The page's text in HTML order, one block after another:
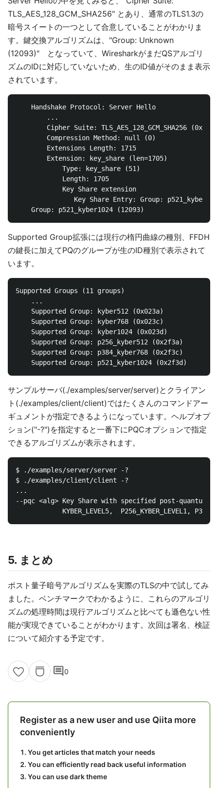
TLS_AES_128_GCM_SHA256" とあり、通常のTLS1.3の
暗号スイートの一つとして合意していることがわかりま
す。鍵交換アルゴリズムは、"Group: Unknown
(12093)" となっていて、WiresharkがまだQSアルゴリ
ズムのIDに対応していないため、生のID値がそのまま表示
されています。
    Handshake Protocol: Server Hello
        ...
Cipher Suite: TLS_AES_128_GCM_SHA256
        Compression Method: null (0)
        Extensions Length: 1715
        Extension: key_share (len=1705)
            Type: key_share (51)
            Length: 1705
            Key Share extension
Key Share Entry: Group:
Supported Group拡張には現行の楕円曲線の種別、FFDH
の鍵長に加えてPQのグループが生のID種別で表示されて
います。
Supported Groups (11 groups)
    ...
    Supported Group: kyber512 (0x023a)
    Supported Group: kyber768 (0x023c)
    Supported Group: kyber1024 (0x023d)
    Supported Group: p256_kyber512 (0x2f3a)
    Supported Group: p384_kyber768 (0x2f3c)
サンプルサーバ(./examples/server/server)とクライアン
ト(./examples/client/client)ではたくさんのコマンドアー
ギュメントが指定できるようになっています。ヘルプオプ
ション("-?")を指定すると一番下にPQCオプションで指定
できるアルゴリズムが表示されます。
$ ./examples/server/server -?
$ ./examples/client/client -?
...
--pqc <alg> Key Share with specified post-quantum
5. まとめ
ポスト量子暗号アルゴリズムを実際のTLSの中で試してみ
ました。ベンチマークでわかるように、これらのアルゴリ
ズムの処理時間は現行アルゴリズムと比べても遜色ない性
能が実現できていることがわかります。次回は署名、検証
について紹介する予定です。
comment0
Register as a new user and use Qiita more
conveniently
You get articles that match your needs
You can efficiently read back useful information
You can use dark theme